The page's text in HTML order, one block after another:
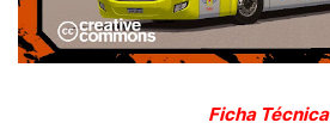
Ficha Técnica